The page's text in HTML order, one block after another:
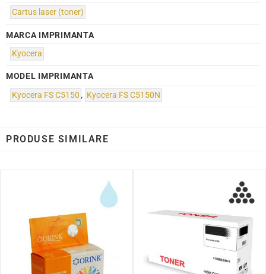
Cartus laser (toner)
MARCA IMPRIMANTA
Kyocera
MODEL IMPRIMANTA
Kyocera FS C5150 , Kyocera FS C5150N
PRODUSE SIMILARE